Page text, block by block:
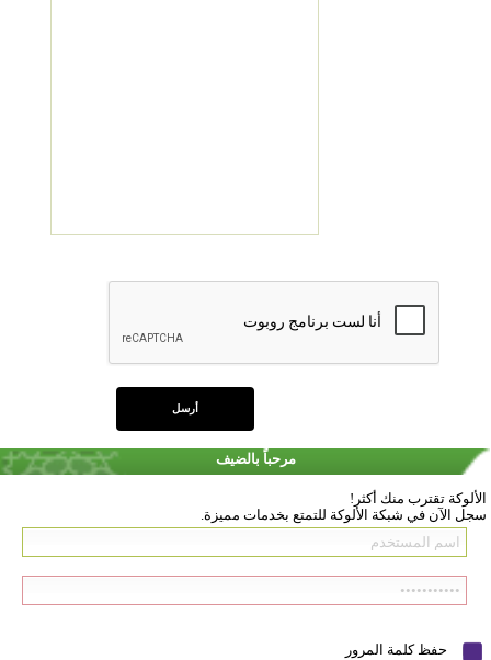
مرحباً بالضيف
الألوكة تقترب منك أكثر!
سجل الآن في شبكة الألوكة للتمتع بخدمات مميزة.
حفظ كلمة المرور